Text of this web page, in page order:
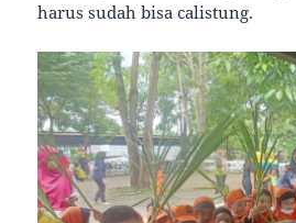
harus sudah bisa calistung.